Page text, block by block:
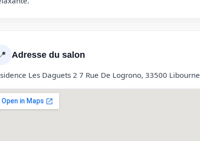
Adresse du salon
Les Daguets 2 7 Rue De Logrono, 33500 Libourne